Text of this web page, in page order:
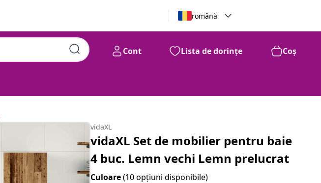
română
Cont Lista de dorințe Coș
vidaXL
vidaXL Set de mobilier pentru baie
4 buc. Lemn vechi Lemn prelucrat
Culoare(10 opțiuni disponibile)